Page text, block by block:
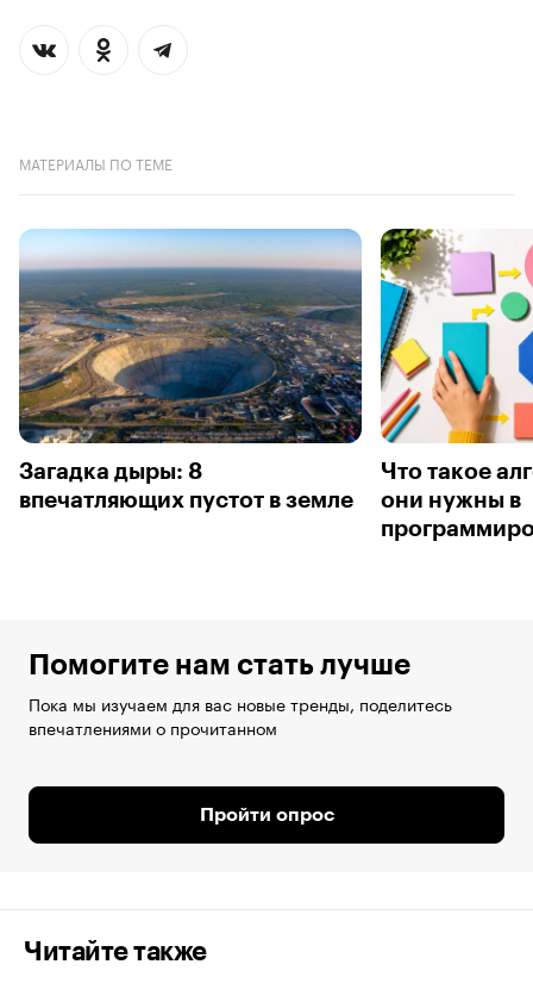
МАТЕРИАЛЫ ПО ТЕМЕ
Загадка дыры: 8
впечатляющих пустот в земле
Что такое
они нужны в
Помогите нам стать лучше
Пока мы изучаем для вас новые тренды, поделитесь
впечатлениями о прочитанном
Пройти опрос
Читайте также